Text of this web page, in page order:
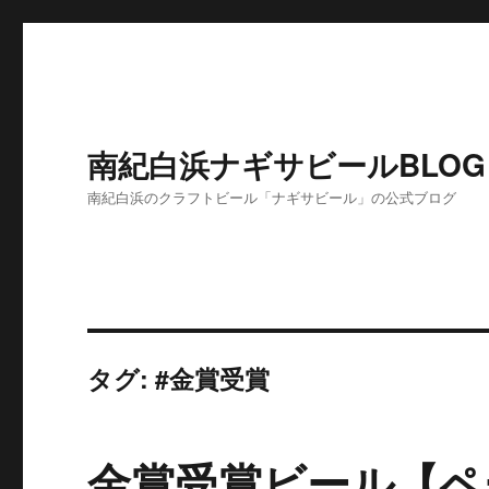
南紀白浜ナギサビールBLOG
南紀白浜のクラフトビール「ナギサビール」の公式ブログ
タグ:#金賞受賞